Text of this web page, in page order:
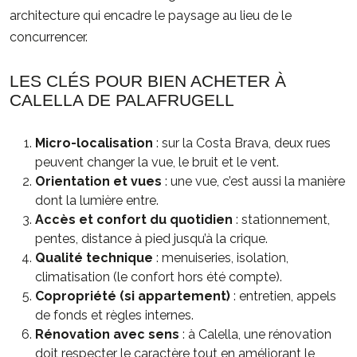
architecture qui encadre le paysage au lieu de le
concurrencer.
LES CLÉS POUR BIEN ACHETER À
CALELLA DE PALAFRUGELL
Micro-localisation : sur la Costa Brava, deux rues
peuvent changer la vue, le bruit et le vent.
Orientation et vues : une vue, c’est aussi la manière
dont la lumière entre.
Accès et confort du quotidien : stationnement,
pentes, distance à pied jusqu’à la crique.
Qualité technique : menuiseries, isolation,
climatisation (le confort hors été compte).
Copropriété (si appartement) : entretien, appels
de fonds et règles internes.
Rénovation avec sens : à Calella, une rénovation
doit respecter le caractère tout en améliorant le